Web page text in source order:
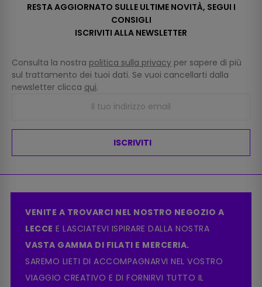
RESTA AGGIORNATO SULLE ULTIME NOVITÀ, SEGUI I
CONSIGLI
ISCRIVITI ALLA NEWSLETTER
Consulta la nostra politica sulla privacy per sapere di più
sul trattamento dei tuoi dati. Se vuoi cancellarti dalla
newsletter clicca qui.
ISCRIVITI
VENITE A TROVARCI NEL NOSTRO NEGOZIO A
LECCE E LASCIATEVI ISPIRARE DALLA NOSTRA
VASTA GAMMA DI FILATI E MERCERIA.
SAREMO LIETI DI ACCOMPAGNARVI NEL VOSTRO
VIAGGIO CREATIVO E DI FORNIRVI TUTTO IL